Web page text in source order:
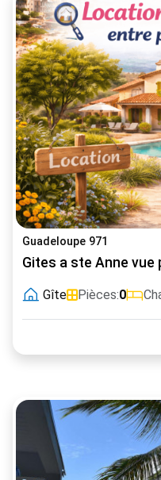
Guadeloupe 971
Gites a ste Anne
Gîte Pièces:0